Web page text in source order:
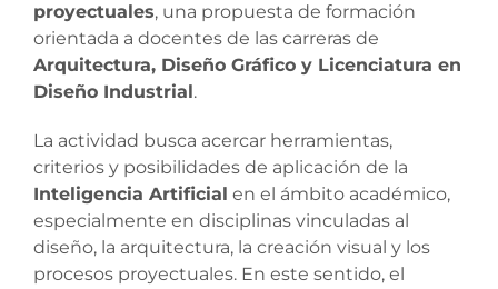
proyectuales, una propuesta de formación
orientada a docentes de las carreras de
Arquitectura, Diseño Gráfico y Licenciatura en
Diseño Industrial .
La actividad busca acercar herramientas,
criterios y posibilidades de aplicación de la
Inteligencia Artificial en el ámbito académico,
especialmente en disciplinas vinculadas al
diseño, la arquitectura, la creación visual y los
procesos proyectuales. En este sentido, el